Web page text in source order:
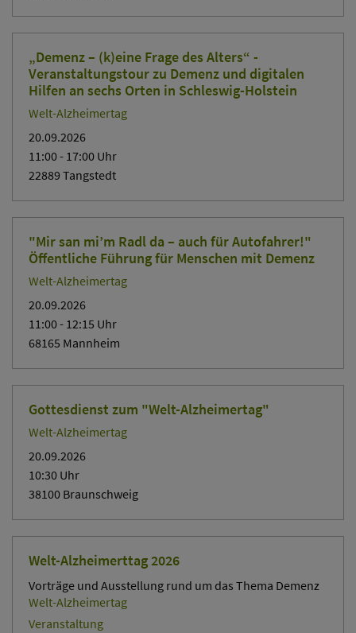
„Demenz – (k)eine Frage des Alters“ -
Veranstaltungstour zu Demenz und digitalen
Hilfen an sechs Orten in Schleswig-Holstein
Welt-Alzheimertag
20.09.2026
11:00- 17:00 Uhr
22889 Tangstedt
"Mir san mi’m Radl da – auch für Autofahrer!"
Öffentliche Führung für Menschen mit Demenz
Welt-Alzheimertag
20.09.2026
11:00- 12:15 Uhr
68165 Mannheim
Gottesdienst zum "Welt-Alzheimertag"
Welt-Alzheimertag
20.09.2026
10:30 Uhr
38100 Braunschweig
Welt-Alzheimerttag 2026
Vorträge und Ausstellung rund um das Thema Demenz
Welt-Alzheimertag
Veranstaltung